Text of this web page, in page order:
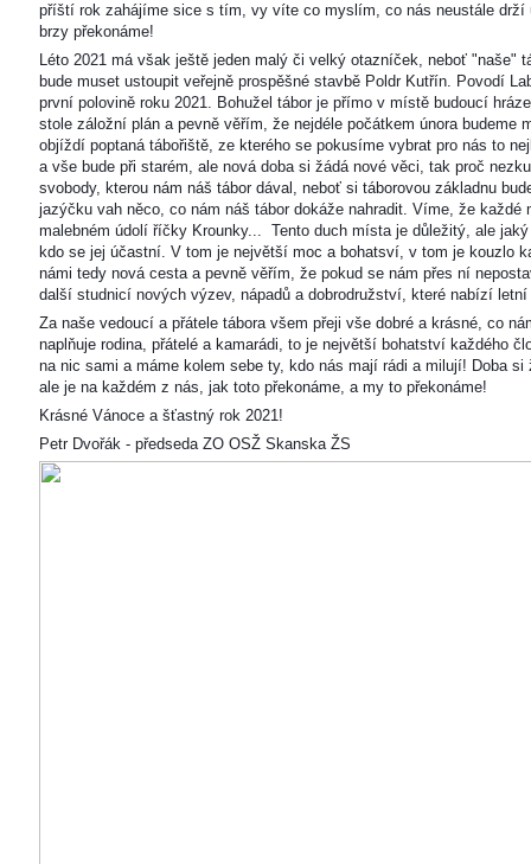
příští rok zahájíme sice s tím, vy víte co myslím, co nás neustále
brzy překonáme!
Léto 2021 má však ještě jeden malý či velký otazníček, neboť "naše"
bude muset ustoupit veřejně prospěšné stavbě Poldr Kutřín. Povodí
první polovině roku 2021. Bohužel tábor je přímo v místě budoucí
stole záložní plán a pevně věřím, že nejdéle počátkem února
objíždí poptaná tábořiště, ze kterého se pokusíme vybrat pro nás to
a vše bude při starém, ale nová doba si žádá nové věci, tak proč
svobody, kterou nám náš tábor dával, neboť si táborovou základnu
jazýčku vah něco, co nám náš tábor dokáže nahradit. Víme, že
malebném údolí říčky Krounky... Tento duch místa je důležitý, ale
kdo se jej účastní. V tom je největší moc a bohatsví, v tom je kouzlo
námi tedy nová cesta a pevně věřím, že pokud se nám přes ní
další studnicí nových výzev, nápadů a dobrodružství, které nabízí letní
Za naše vedoucí a přátele tábora všem přeji vše dobré a krásné, co
naplňuje rodina, přátelé a kamarádi, to je největší bohatství každého
na nic sami a máme kolem sebe ty, kdo nás mají rádi a milují! Doba
ale je na každém z nás, jak toto překonáme, a my to překonáme!
Krásné Vánoce a šťastný rok 2021!
Petr Dvořák - předseda ZO OSŽ Skanska ŽS